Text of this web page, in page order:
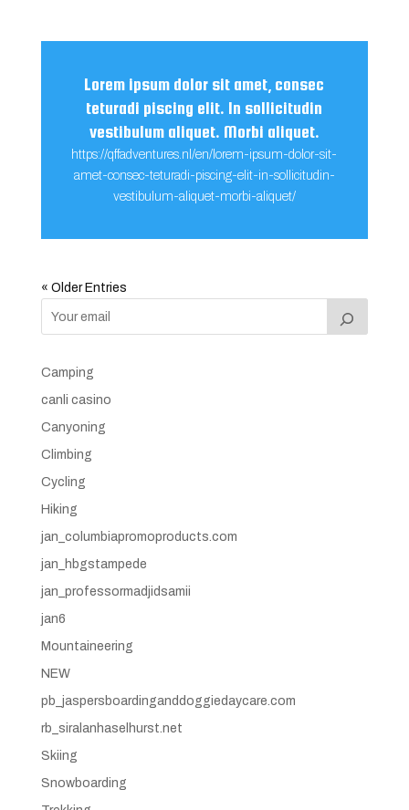
Lorem ipsum dolor sit amet, consec
teturadi piscing elit. In sollicitudin
vestibulum aliquet. Morbi aliquet.
https://qffadventures.nl/en/lorem-ipsum-dolor-sit-
amet-consec-teturadi-piscing-elit-in-sollicitudin-
vestibulum-aliquet-morbi-aliquet/
« Older Entries
Camping
canli casino
Canyoning
Climbing
Cycling
Hiking
jan_columbiapromoproducts.com
jan_hbgstampede
jan_professormadjidsamii
jan6
Mountaineering
NEW
pb_jaspersboardinganddoggiedaycare.com
rb_siralanhaselhurst.net
Skiing
Snowboarding